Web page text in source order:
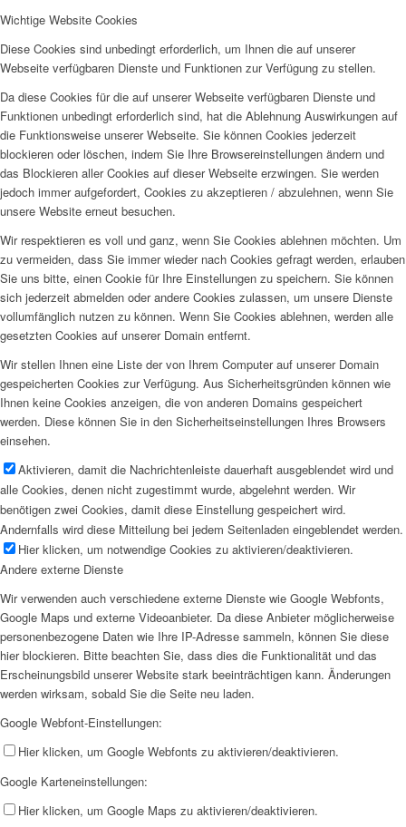
Wichtige Website Cookies
Diese Cookies sind unbedingt erforderlich, um Ihnen die auf unserer
Webseite verfügbaren Dienste und Funktionen zur Verfügung zu stellen.
Da diese Cookies für die auf unserer Webseite verfügbaren Dienste und
Funktionen unbedingt erforderlich sind, hat die Ablehnung Auswirkungen auf
die Funktionsweise unserer Webseite. Sie können Cookies jederzeit
blockieren oder löschen, indem Sie Ihre Browsereinstellungen ändern und
das Blockieren aller Cookies auf dieser Webseite erzwingen. Sie werden
jedoch immer aufgefordert, Cookies zu akzeptieren / abzulehnen, wenn Sie
unsere Website erneut besuchen.
Wir respektieren es voll und ganz, wenn Sie Cookies ablehnen möchten. Um
zu vermeiden, dass Sie immer wieder nach Cookies gefragt werden, erlauben
Sie uns bitte, einen Cookie für Ihre Einstellungen zu speichern. Sie können
sich jederzeit abmelden oder andere Cookies zulassen, um unsere Dienste
vollumfänglich nutzen zu können. Wenn Sie Cookies ablehnen, werden alle
gesetzten Cookies auf unserer Domain entfernt.
Wir stellen Ihnen eine Liste der von Ihrem Computer auf unserer Domain
gespeicherten Cookies zur Verfügung. Aus Sicherheitsgründen können wie
Ihnen keine Cookies anzeigen, die von anderen Domains gespeichert
werden. Diese können Sie in den Sicherheitseinstellungen Ihres Browsers
einsehen.
Aktivieren, damit die Nachrichtenleiste dauerhaft ausgeblendet wird und
alle Cookies, denen nicht zugestimmt wurde, abgelehnt werden. Wir
benötigen zwei Cookies, damit diese Einstellung gespeichert wird.
Andernfalls wird diese Mitteilung bei jedem Seitenladen eingeblendet werden.
Hier klicken, um notwendige Cookies zu aktivieren/deaktivieren.
Andere externe Dienste
Wir verwenden auch verschiedene externe Dienste wie Google Webfonts,
Google Maps und externe Videoanbieter. Da diese Anbieter möglicherweise
personenbezogene Daten wie Ihre IP-Adresse sammeln, können Sie diese
hier blockieren. Bitte beachten Sie, dass dies die Funktionalität und das
Erscheinungsbild unserer Website stark beeinträchtigen kann. Änderungen
werden wirksam, sobald Sie die Seite neu laden.
Google Webfont-Einstellungen:
Hier klicken, um Google Webfonts zu aktivieren/deaktivieren.
Google Karteneinstellungen:
Hier klicken, um Google Maps zu aktivieren/deaktivieren.